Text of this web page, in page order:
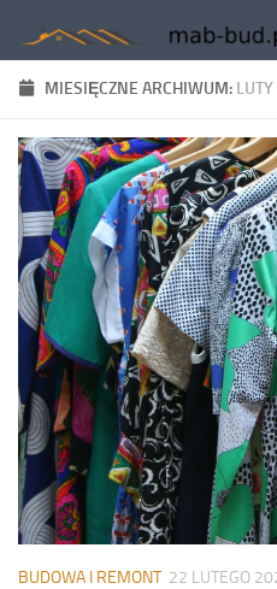
Skip to content
MIESIĘCZNE ARCHIWUM:
BUDOWA I REMONT 22 LUTEGO